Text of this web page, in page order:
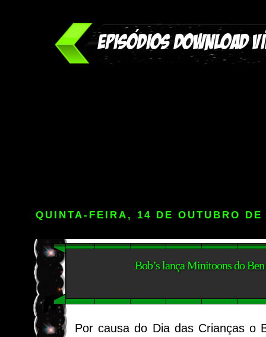
QUINTA-FEIRA, 14 DE OUTUBRO DE
Bob’s lança Minitoons do
Por causa do Dia das Crianças o